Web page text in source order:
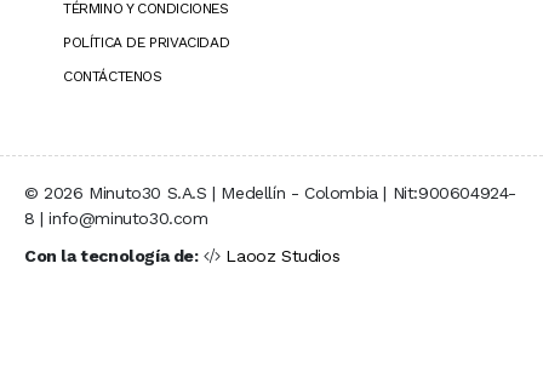
TÉRMINO Y CONDICIONES
POLÍTICA DE PRIVACIDAD
CONTÁCTENOS
© 2026 Minuto30 S.A.S | Medellín - Colombia | Nit:900604924-
8 | info@minuto30.com
Con la tecnología de:
Laooz Studios